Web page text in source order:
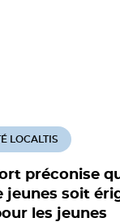
préconise
jeunes soit
les jeunes
LOCALTIS